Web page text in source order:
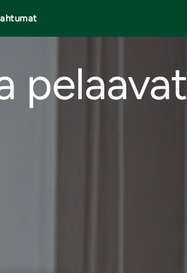
pelaavat